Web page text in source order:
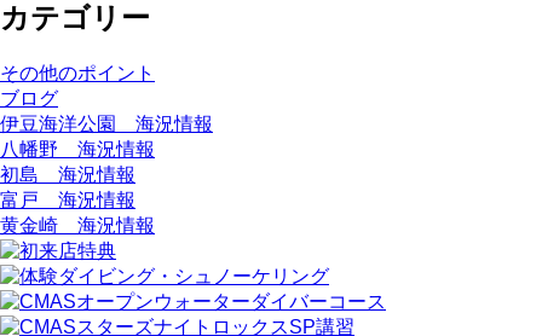
カテゴリー
その他のポイント
ブログ
伊豆海洋公園 海況情報
八幡野 海況情報
初島 海況情報
富戸 海況情報
黄金崎 海況情報